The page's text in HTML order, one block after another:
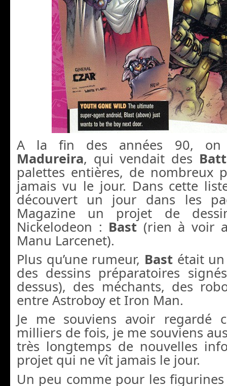
A la fin des années 90,
Madureira, qui vendait des
palettes entières, de nombreux
jamais vu le jour. Dans cette
découvert un jour dans les
Magazine un projet de
Nickelodeon : Bast (rien à voir
Manu Larcenet).
Plus qu’une rumeur, Bast était
des dessins préparatoires
dessus), des méchants, des
entre Astroboy et Iron Man.
Je me souviens avoir regardé
milliers de fois, je me souviens
très longtemps de nouvelles
projet qui ne vît jamais le jour.
Un peu comme pour les